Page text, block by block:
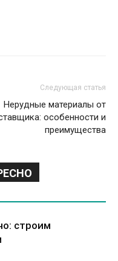
Следующая статья
Нерудные материалы от
особенности и
преимущества
строим